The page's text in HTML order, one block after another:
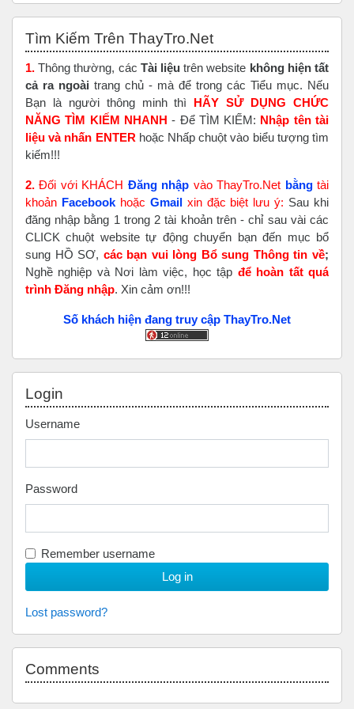
Tìm Kiếm Trên ThayTro.Net
1. Thông thường, các Tài liệu trên website không hiện tất
cả ra ngoài trang chủ - mà để trong các Tiểu mục. Nếu
Bạn là người thông minh thì HÃY SỬ DỤNG CHỨC
NĂNG TÌM KIẾM NHANH - Để TÌM KIẾM: Nhập tên tài
liệu và nhấn ENTER hoặc Nhấp chuột vào biểu tượng tìm
kiếm!!!
2. Đối với KHÁCH Đăng nhập vào ThayTro.Net bằngtài
khoản Facebook hoặc Gmailxin đặc biệt lưu ý: Sau khi
đăng nhập bằng 1 trong 2 tài khoản trên - chỉ sau vài các
CLICK chuột website tự động chuyển bạn đến mục bổ
sung HỒ SƠ, các bạn vui lòng Bổ sung Thông tin về;
Nghề nghiệp và Nơi làm việc, học tập để hoàn tấtquá
trình Đăng nhập. Xin cảm ơn!!!
Số khách hiện đang truy cập ThayTro.Net
Login
Username
Password
Remember username
Lost password?
Comments